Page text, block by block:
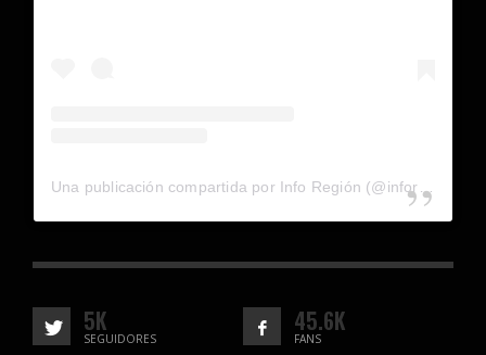
5K
SEGUIDORES
45.6K
FANS